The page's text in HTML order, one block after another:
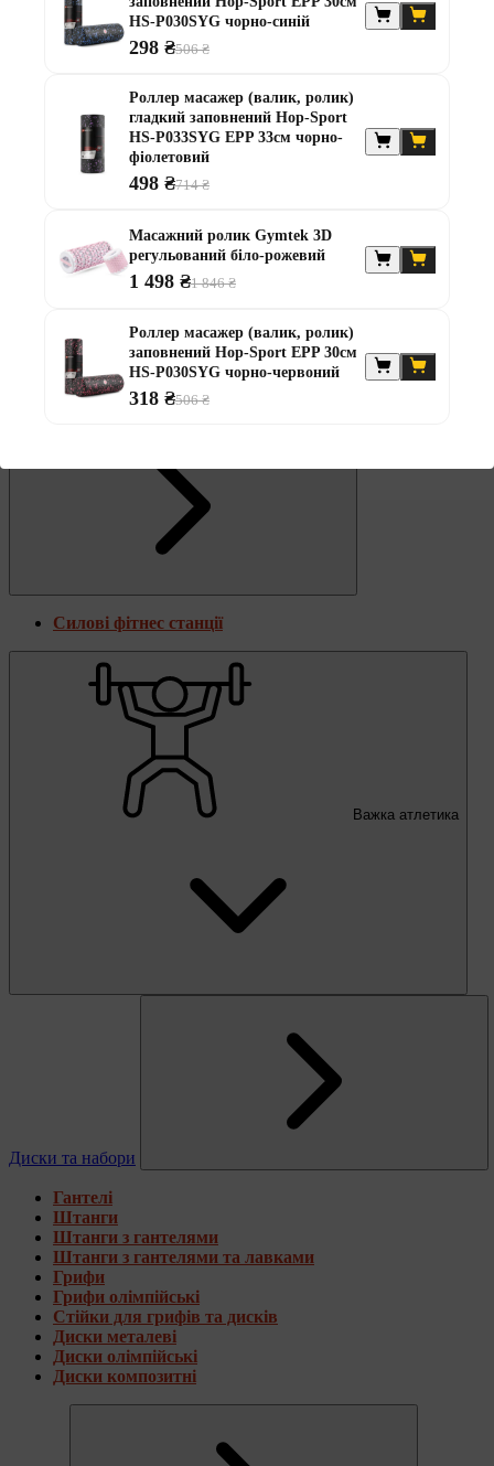
Турніки та бруси
Ручки та тяги для тренажерів
Аксесуари для боксу
Жилети обтяжувачі
Манжети обтяжувачі
Ручки та тяги для тренажерів
Силові фітнес станції
Важка атлетика
Диски та набори
Гантелі
Штанги
Штанги з гантелями
Штанги з гантелями та лавками
Грифи
Грифи олімпійські
Стійки для грифів та дисків
Диски металеві
Диски олімпійські
Диски композитні
HS-P030SYG чорно-синій
298 ₴506 ₴
Роллер масажер (валик, ролик)
гладкий заповнений Hop-Sport
HS-P033SYG EPP 33см чорно-
фіолетовий
498 ₴714 ₴
Масажний ролик Gymtek 3D
регульований біло-рожевий
1 498 ₴1 846 ₴
Роллер масажер (валик, ролик)
заповнений Hop-Sport EPP 30см
HS-P030SYG чорно-червоний
318 ₴506 ₴